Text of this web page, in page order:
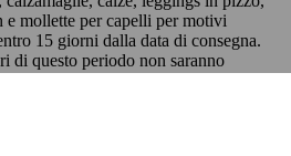
mollette per capelli per motivi
15 giorni dalla data di consegna.
di questo periodo non saranno